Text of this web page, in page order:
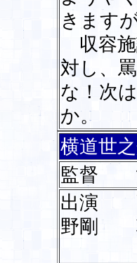
きます
収容施
対し、
な！次
か。
横道世
監督
出演
野剛
余